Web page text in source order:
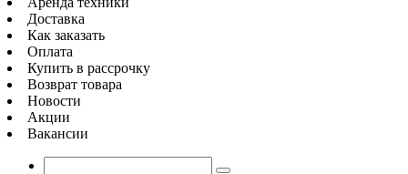
Доставка
Как заказать
Оплата
Купить в рассрочку
Возврат товара
Новости
Акции
Вакансии